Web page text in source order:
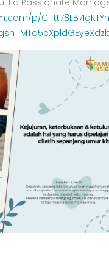
Fa Passionate
p/